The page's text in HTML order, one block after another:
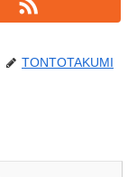
TONTOTAKUMI